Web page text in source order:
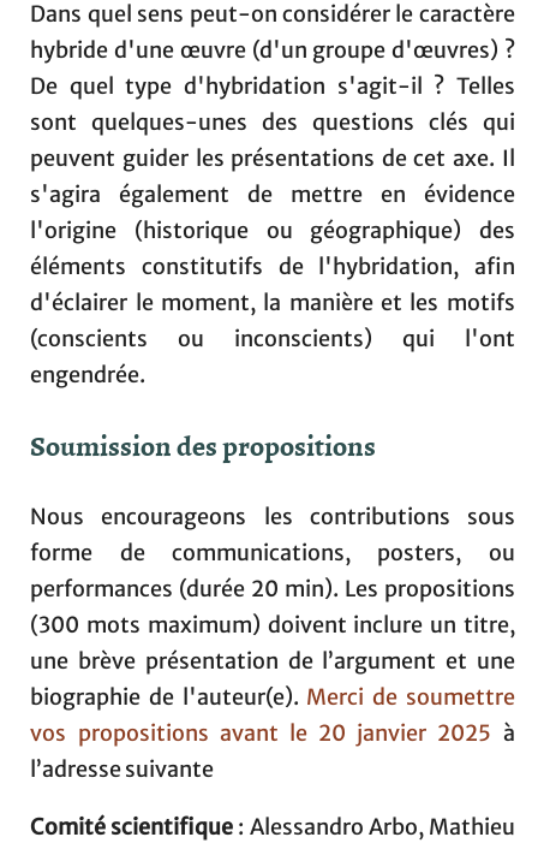
Dans quel sens peut-on considérer le caractère
hybride d'une œuvre (d'un groupe d'œuvres) ?
De quel type d'hybridation s'agit-il ? Telles
sont quelques-unes des questions clés qui
peuvent guider les présentations de cet axe. Il
s'agira également de mettre en évidence
l'origine (historique ou géographique) des
éléments constitutifs de l'hybridation, afin
d'éclairer le moment, la manière et les motifs
(conscients ou inconscients) qui l'ont
engendrée.
Soumission des propositions
Nous encourageons les contributions sous
forme de communications, posters, ou
performances (durée 20 min). Les propositions
(300 mots maximum) doivent inclure un titre,
une brève présentation de l’argument et une
biographie de l'auteur(e). Merci de soumettre
vos propositions avant le 20 janvier 2025 à
l’adresse suivante
Comité scientifique : Alessandro Arbo, Mathieu